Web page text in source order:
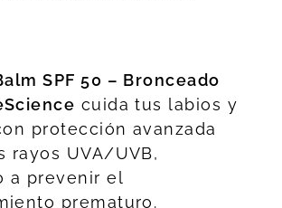
SPF 50 – Bronceado
cuida tus labios y
protección avanzada
rayos UVA/UVB,
a prevenir el
prematuro.